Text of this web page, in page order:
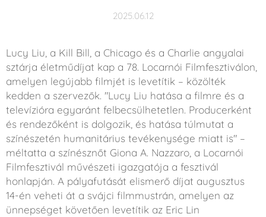
2025.06.12
Lucy Liu, a Kill Bill, a Chicago és a Charlie angyalai
sztárja életműdíjat kap a 78. Locarnói Filmfesztiválon,
amelyen legújabb filmjét is levetítik – közölték
kedden a szervezők. "Lucy Liu hatása a filmre és a
televízióra egyaránt felbecsülhetetlen. Producerként
és rendezőként is dolgozik, és hatása túlmutat a
színészetén humanitárius tevékenysége miatt is" –
méltatta a színésznőt Giona A. Nazzaro, a Locarnói
Filmfesztivál művészeti igazgatója a fesztivál
honlapján. A pályafutását elismerő díjat augusztus
14-én veheti át a svájci filmmustrán, amelyen az
ünnepséget követően levetítik az Eric Lin